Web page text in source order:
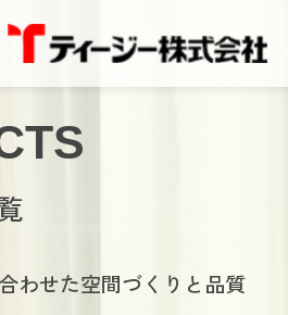
わせた空間づくりと品質